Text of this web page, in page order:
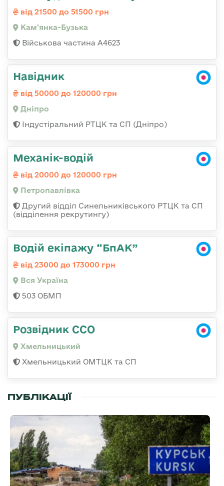
від 21500 до 51500 грн
Кам'янка-Бузька
Військова частина А4623
Навідник
від 50000 до 120000 грн
Дніпро
Індустіральний РТЦК та СП (Дніпро)
Механік-водій
від 20000 до 120000 грн
Петропавлівка
Другий відділ Синельниківського РТЦК та СП
(відділення рекрутингу)
Водій екіпажу “БпАК”
від 23000 до 173000 грн
Вся Україна
503 ОБМП
Розвідник ССО
Хмельницький
Хмельницький ОМТЦК та СП
ПУБЛІКАЦІЇ